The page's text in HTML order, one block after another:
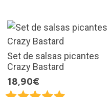
Set de salsas picantes
Crazy Bastard
18,90€